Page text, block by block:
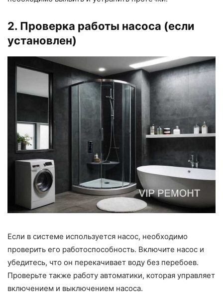
2. Проверка работы насоса (если
установлен)
Если в системе используется насос, необходимо
проверить его работоспособность. Включите насос и
убедитесь, что он перекачивает воду без перебоев.
Проверьте также работу автоматики, которая управляет
включением и выключением насоса.